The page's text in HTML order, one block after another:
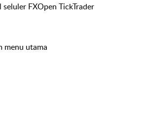
FXOpen TickTrader
menu utama